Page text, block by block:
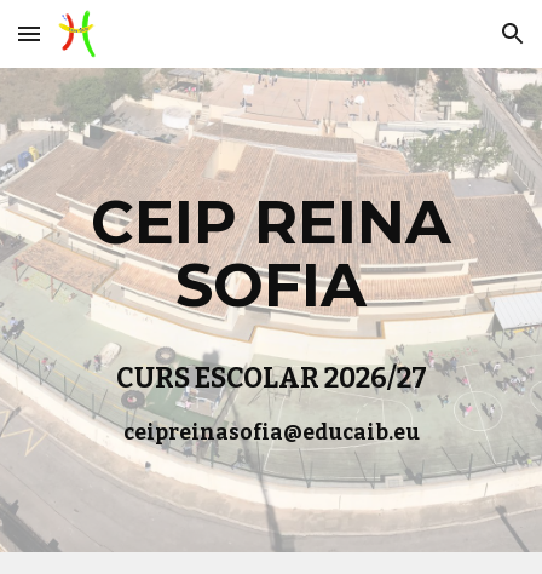
Skip to main content Skip to navigation
CEIP REINA
SOFIA
CURS ESCOLAR 2026/27
ceipreinasofia@educaib.eu